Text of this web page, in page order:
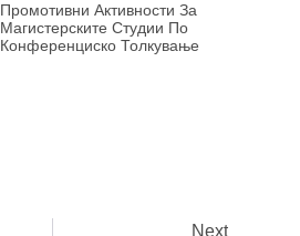
Промотивни Активности За
Магистерските Студии По
Конференциско Толкување
Next